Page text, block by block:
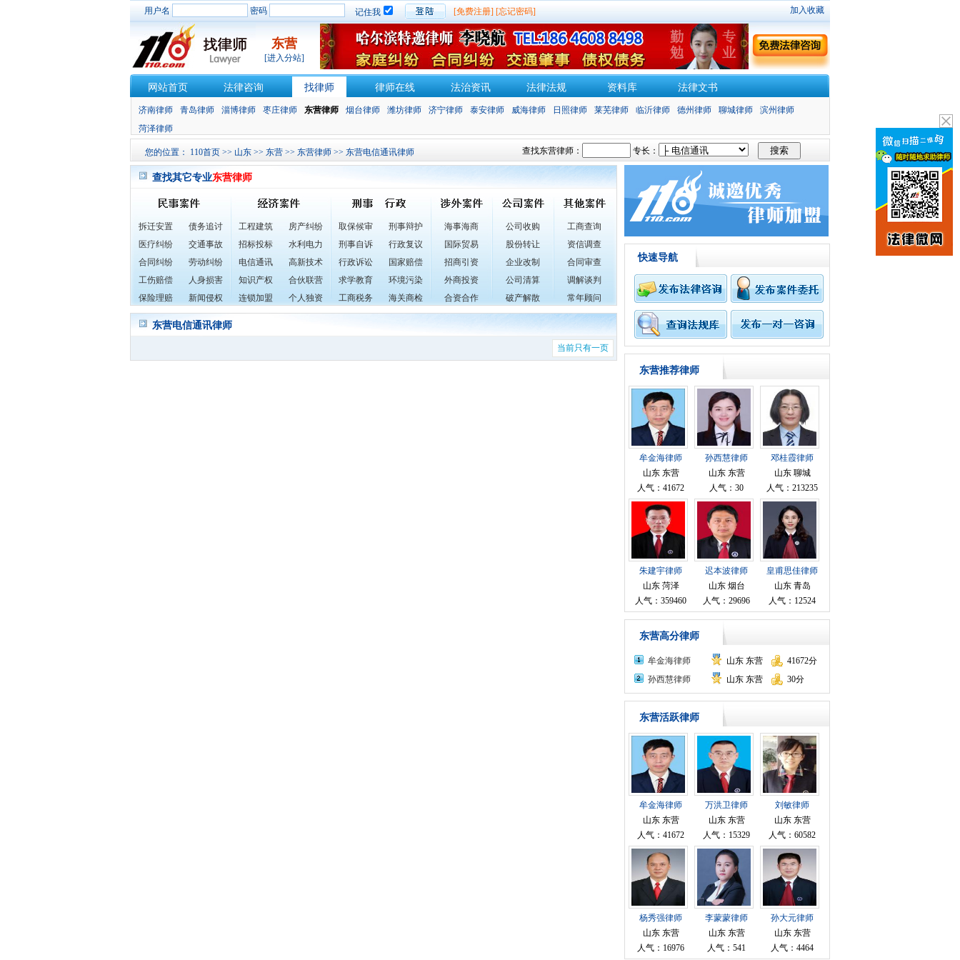
用户名 密码 记住我 [免费注册] [忘记密码] 加入收藏
东营
[进入分站]
网站首页 法律咨询 找律师 律师在线 法治资讯 法律法规 资料库 法律文书
济南律师 青岛律师 淄博律师 枣庄律师 东营律师 烟台律师 潍坊律师 济宁律师 泰安律师 威海律师 日照律师 莱芜律师 临沂律师 德州律师 聊城律师
滨州律师
菏泽律师
您的位置： 110首页 >> 山东 >> 东营 >> 东营律师 >> 东营电信通讯律师 查找东营律师： 专长：
查找其它专业东营律师
拆迁安置
债务追讨
医疗纠纷
交通事故
合同纠纷
劳动纠纷
工伤赔偿
人身损害
保险理赔
新闻侵权
工程建筑
房产纠纷
招标投标
水利电力
电信通讯
高新技术
知识产权
合伙联营
连锁加盟
个人独资
取保候审
刑事辩护
刑事自诉
行政复议
行政诉讼
国家赔偿
求学教育
环境污染
工商税务
海关商检
海事海商
国际贸易
招商引资
外商投资
合资合作
公司收购
股份转让
企业改制
公司清算
破产解散
工商查询
资信调查
合同审查
调解谈判
常年顾问
东营电信通讯律师
当前只有一页
快速导航
东营推荐律师
牟金海律师
山东 东营
人气：41672
孙西慧律师
山东 东营
人气：30
邓桂霞律师
山东 聊城
人气：213235
朱建宇律师
山东 菏泽
人气：359460
迟本波律师
山东 烟台
人气：29696
皇甫思佳律师
山东 青岛
人气：12524
东营高分律师
牟金海律师 山东 东营
41672分
孙西慧律师
山东 东营 30分
东营活跃律师
牟金海律师
山东 东营
人气：41672
万洪卫律师
山东 东营
人气：15329
刘敏律师
山东 东营
人气：60582
杨秀强律师
山东 东营
人气：16976
李蒙蒙律师
山东 东营
人气：541
孙大元律师
山东 东营
人气：4464